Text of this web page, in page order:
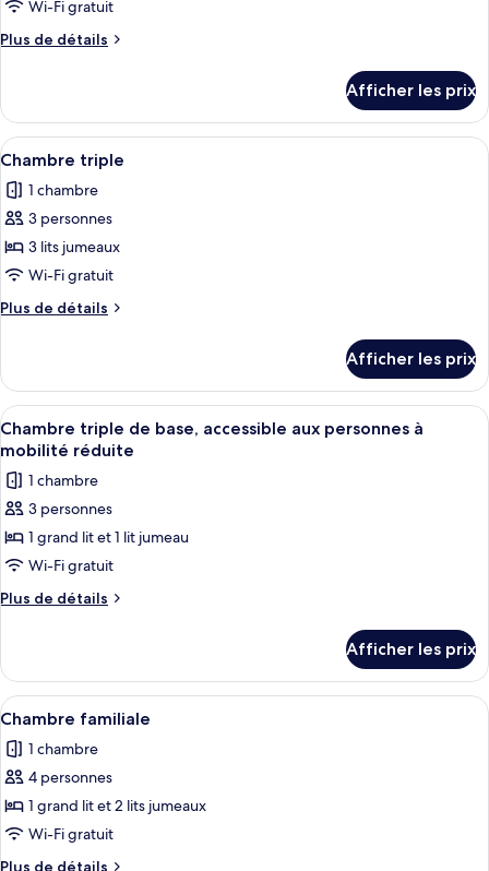
type
de
2
lits
jumeaux,
accessible
aux
personnes
à
mobilité
réduite
Wi-Fi gratuit
Plus de détails
Plus
Chambre,
lits
accessible
aux
à
mobilité
Afficher les prix
Afficher
toutes
les
photos
pour
ce
type
de
Chambre
triple
Une chambre d’hôtel avec deux lits,
5
Chambre triple
1 chambre
3 personnes
3 lits jumeaux
Wi-Fi gratuit
Plus de détails
Plus
Chambre
triple
Afficher les prix
Afficher
toutes
les
photos
pour
ce
type
de
triple
de
base,
accessible
aux
personnes
à
mobilité
Une chambre d’hôtel avec deux lits,
6
Chambre triple de base, accessible aux personnes à
mobilité réduite
1 chambre
3 personnes
1 grand lit et 1 lit jumeau
Wi-Fi gratuit
Plus de détails
Plus
Chambre
triple
de
accessible
aux
à
mobilité
Afficher les prix
Afficher
toutes
les
photos
pour
ce
type
Une chambre d’hôtel avec un grand
7
Chambre familiale
1 chambre
4 personnes
1 grand lit et 2 lits jumeaux
Wi-Fi gratuit
Plus de détails
Plus